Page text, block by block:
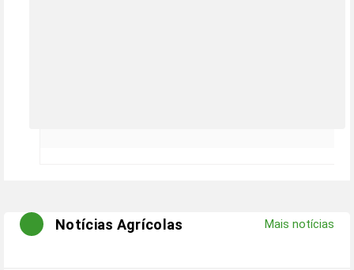
Notícias Agrícolas Mais notícias